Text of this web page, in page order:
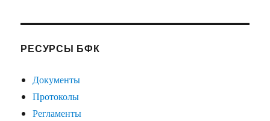
РЕСУРСЫ БФК
Документы
Протоколы
Регламенты